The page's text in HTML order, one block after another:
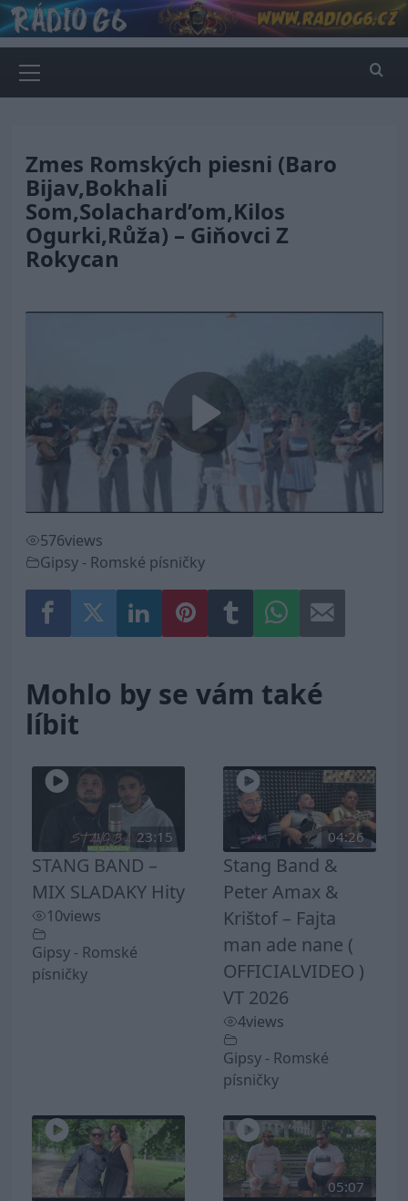
Skip
to
content
Menu
Zmes Romských piesni (Baro
Bijav,Bokhali
Som,Solachard’om,Kilos
Ogurki,Růža) – Giňovci Z
Rokycan
Play
Video
576views
Gipsy - Romské písničky
Mohlo by se vám také
líbit
23:15
STANG BAND –
MIX SLADAKY Hity
10views
Gipsy - Romské
písničky
04:26
Stang Band &
Peter Amax &
Krištof – Fajta
man ade nane (
OFFICIALVIDEO )
VT 2026
4views
Gipsy - Romské
písničky
05:07